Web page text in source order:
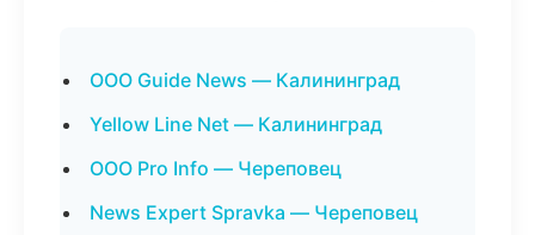
ООО Guide News — Калининград
Yellow Line Net — Калининград
ООО Pro Info — Череповец
News Expert Spravka — Череповец